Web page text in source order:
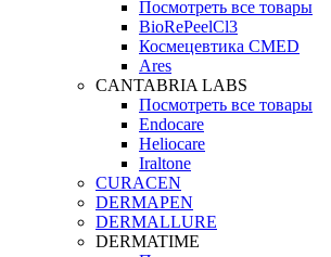
Посмотреть все товары
BioRePeelCl3
Космецевтика CMED
Ares
CANTABRIA LABS
Посмотреть все товары
Endocare
Heliocare
Iraltone
CURACEN
DERMAPEN
DERMALLURE
DERMATIME